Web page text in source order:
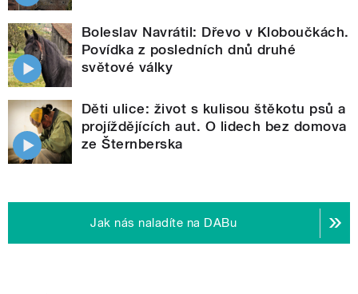
Boleslav Navrátil: Dřevo v Kloboučkách.
Povídka z posledních dnů druhé
světové války
Děti ulice: život s kulisou štěkotu psů a
projíždějících aut. O lidech bez domova
ze Šternberska
Jak nás naladíte na DABu